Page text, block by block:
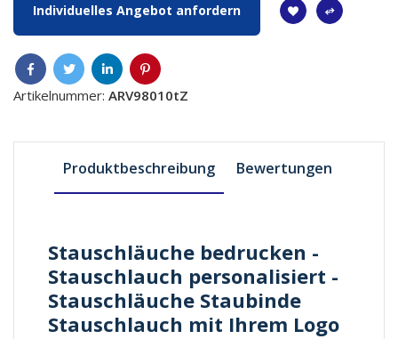
Individuelles Angebot anfordern
Artikelnummer: ARV98010tZ
Produktbeschreibung Bewertungen
Stauschläuche bedrucken -
Stauschlauch personalisiert -
Stauschläuche Staubinde
Stauschlauch mit Ihrem Logo